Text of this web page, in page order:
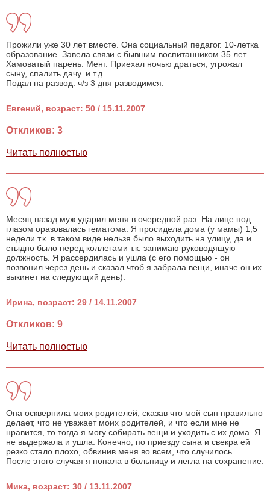
Прожили уже 30 лет вместе. Она социальный педагог. 10-летка
образование. Завела связи с бывшим воспитанником 35 лет.
Хамоватый парень. Мент. Приехал ночью драться, угрожал
сыну, спалить дачу. и т.д.
Подал на развод. ч/з 3 дня разводимся.
Евгений, возраст: 50 / 15.11.2007
Откликов: 3
Читать полностью
Месяц назад муж ударил меня в очередной раз. На лице под
глазом оразовалась гематома. Я просидела дома (у мамы) 1,5
недели т.к. в таком виде нельзя было выходить на улицу, да и
стыдно было перед коллегами т.к. занимаю руководящую
должность. Я рассердилась и ушла (с его помощью - он
позвонил через день и сказал чтоб я забрала вещи, иначе он их
выкинет на следующий день).
Ирина, возраст: 29 / 14.11.2007
Откликов: 9
Читать полностью
Она осквернила моих родителей, сказав что мой сын правильно
делает, что не уважает моих родителей, и что если мне не
нравится, то тогда я могу собирать вещи и уходить с их дома. Я
не выдержала и ушла. Конечно, по приезду сына и свекра ей
резко стало плохо, обвинив меня во всем, что случилось.
После этого случая я попала в больницу и легла на сохранение.
Мика, возраст: 30 / 13.11.2007